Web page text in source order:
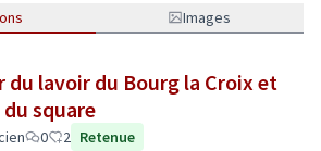
Images
du lavoir du Bourg la Croix et
square
0 2 Retenue